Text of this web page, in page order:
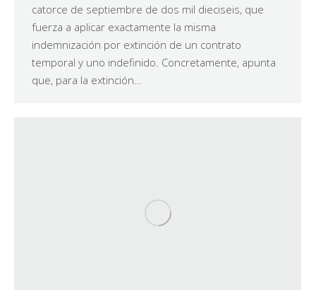
catorce de septiembre de dos mil dieciseis, que
fuerza a aplicar exactamente la misma
indemnización por extinción de un contrato
temporal y uno indefinido. Concretamente, apunta
que, para la extinción…